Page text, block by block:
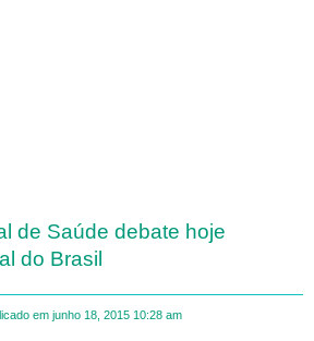
de Saúde debate hoje
do Brasil
em junho 18, 2015 10:28 am